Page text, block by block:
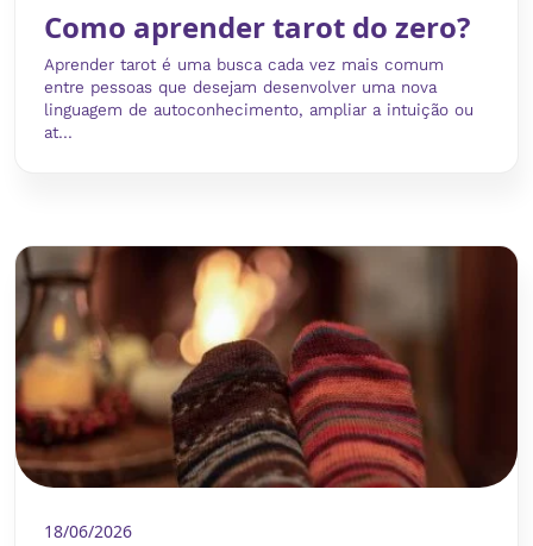
Como aprender tarot do zero?
Aprender tarot é uma busca cada vez mais comum
entre pessoas que desejam desenvolver uma nova
linguagem de autoconhecimento, ampliar a intuição ou
at...
18/06/2026